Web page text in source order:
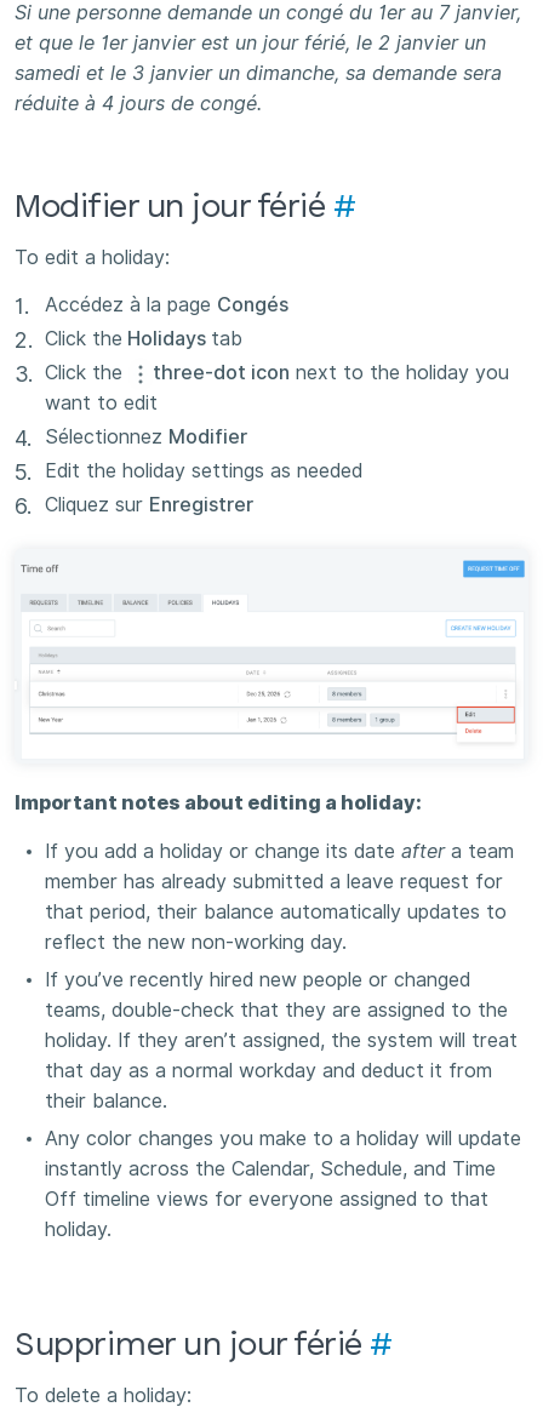
Si une personne demande un congé du 1er au 7 janvier,
et que le 1er janvier est un jour férié, le 2 janvier un
samedi et le 3 janvier un dimanche, sa demande sera
réduite à 4 jours de congé.
Modifier un jour férié #
To edit a holiday:
Accédez à la page Congés
Click the Holidays tab
Click the
three-dot icon next to the holiday you
want to edit
Sélectionnez Modifier
Edit the holiday settings as needed
Cliquez sur Enregistrer
Important notes about editing a holiday:
If you add a holiday or change its date aftera team
member has already submitted a leave request for
that period, their balance automatically updates to
reflect the new non-working day.
If you’ve recently hired new people or changed
teams, double-check that they are assigned to the
holiday. If they aren’t assigned, the system will treat
that day as a normal workday and deduct it from
their balance.
Any color changes you make to a holiday will update
instantly across the Calendar, Schedule, and Time
Off timeline views for everyone assigned to that
holiday.
Supprimer un jour férié #
To delete a holiday: